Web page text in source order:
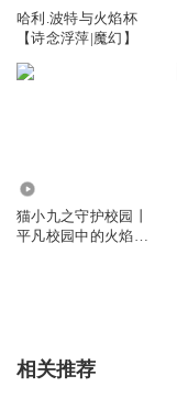
哈利.波特与火焰杯
【诗念浮萍|魔幻】
猫小九之守护校园丨
平凡校园中的火焰先
相关推荐